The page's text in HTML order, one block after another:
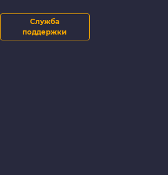
Служба
поддержки